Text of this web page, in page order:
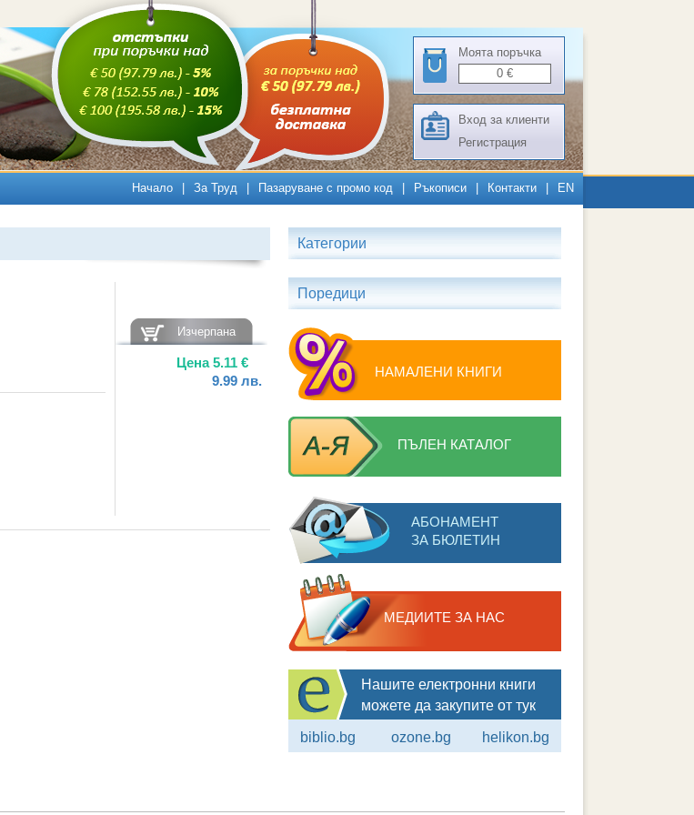
Моята поръчка
0 €
Вход за клиенти
Регистрация
Начало За Труд Пазаруване с промо код Ръкописи Контакти EN
Изчерпана
Цена5.11 €
9.99 лв.
Категории
Поредици
НАМАЛЕНИ КНИГИ
ПЪЛЕН КАТАЛОГ
АБОНАМЕНТ
ЗА БЮЛЕТИН
МЕДИИТЕ ЗА НАС
Нашите електронни книги
можете да закупите от тук
biblio.bg ozone.bg helikon.bg